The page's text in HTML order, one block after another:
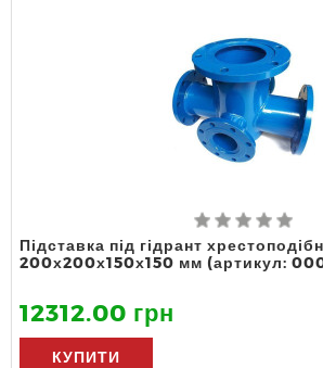
Підставка під гідрант
200х200х150х150 мм (артикул:
12312.00 грн
КУПИТИ